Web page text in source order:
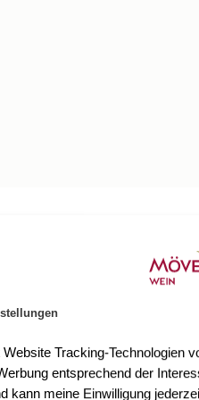
Tracking-Technologien
entsprechend der
kann meine Einwilligung
Hirtzberger
seiner kongenialen